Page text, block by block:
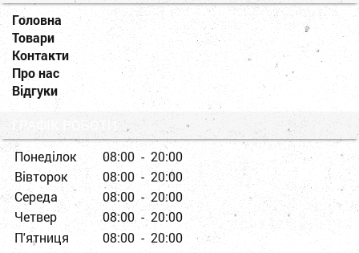
Головна
Товари
Контакти
Про нас
Відгуки
ГРАФІК РОБОТИ
Понеділок
08:00 - 20:00
Вівторок
08:00 - 20:00
Середа
08:00 - 20:00
Четвер
08:00 - 20:00
П'ятниця
08:00 - 20:00